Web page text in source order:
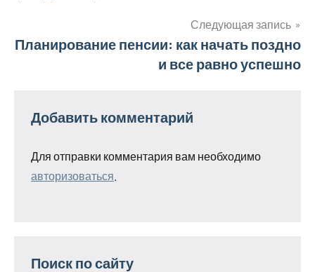
Следующая запись
Планирование пенсии: как начать поздно
и все равно успешно
Добавить комментарий
Для отправки комментария вам необходимо
авторизоваться
Поиск по сайту